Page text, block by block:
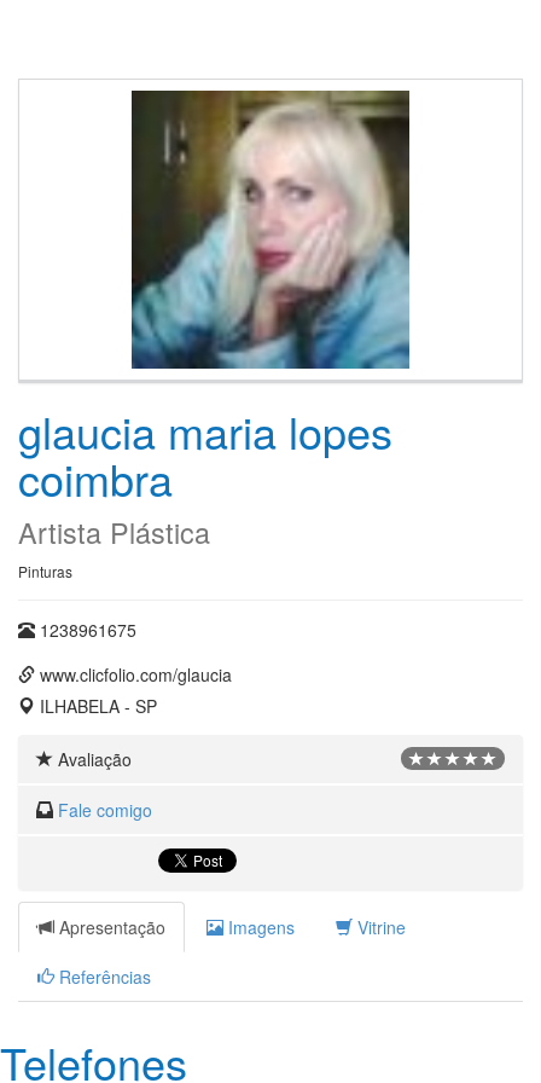
glaucia maria lopes
coimbra
Artista Plástica
Pinturas
1238961675
www.clicfolio.com/glaucia
ILHABELA - SP
Avaliação
Fale comigo
Apresentação Imagens Vitrine
Referências
Telefones